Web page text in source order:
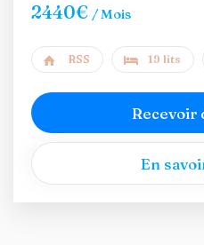
2440€ / Mois
RSS 19 lits
Recevoir
En